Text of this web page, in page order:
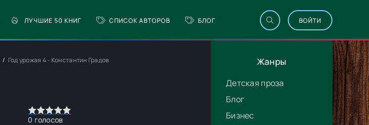
ЛУЧШИЕ 50 КНИГ СПИСОК АВТОРОВ БЛОГ ВОЙТИ
Жанры
Детская проза
Блог
Бизнес
Год урожая 4 - Константин Градов
0 голосов